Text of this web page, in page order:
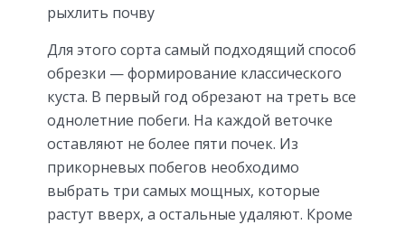
рыхлить почву
Для этого сорта самый подходящий способ
обрезки — формирование классического
куста. В первый год обрезают на треть все
однолетние побеги. На каждой веточке
оставляют не более пяти почек. Из
прикорневых побегов необходимо
выбрать три самых мощных, которые
растут вверх, а остальные удаляют. Кроме